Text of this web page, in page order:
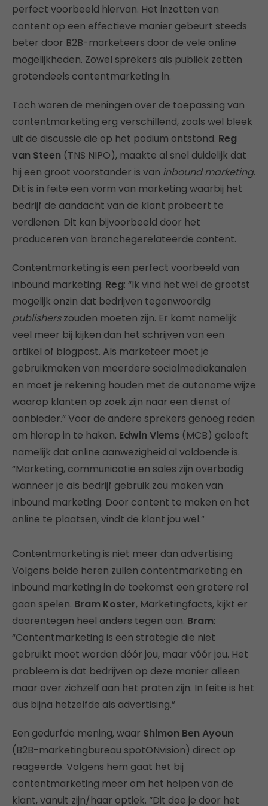
perfect voorbeeld hiervan. Het inzetten van
content op een effectieve manier gebeurt steeds
beter door B2B-marketeers door de vele online
mogelijkheden. Zowel sprekers als publiek zetten
grotendeels contentmarketing in.
Toch waren de meningen over de toepassing van
contentmarketing erg verschillend, zoals wel bleek
uit de discussie die op het podium ontstond. Reg
van Steen (TNS NIPO), maakte al snel duidelijk dat
hij een groot voorstander is van inbound marketing.
Dit is in feite een vorm van marketing waarbij het
bedrijf de aandacht van de klant probeert te
verdienen. Dit kan bijvoorbeeld door het
produceren van branchegerelateerde content.
Contentmarketing is een perfect voorbeeld van
inbound marketing. Reg: “Ik vind het wel de grootst
mogelijk onzin dat bedrijven tegenwoordig
publisherszouden moeten zijn. Er komt namelijk
veel meer bij kijken dan het schrijven van een
artikel of blogpost. Als marketeer moet je
gebruikmaken van meerdere socialmediakanalen
en moet je rekening houden met de autonome wijze
waarop klanten op zoek zijn naar een dienst of
aanbieder.” Voor de andere sprekers genoeg reden
om hierop in te haken. Edwin Vlems (MCB) gelooft
namelijk dat online aanwezigheid al voldoende is.
“Marketing, communicatie en sales zijn overbodig
wanneer je als bedrijf gebruik zou maken van
inbound marketing. Door content te maken en het
online te plaatsen, vindt de klant jou wel.”
Contentmarketing is niet meer dan advertising
Volgens beide heren zullen contentmarketing en
inbound marketing in de toekomst een grotere rol
gaan spelen. Bram Koster, Marketingfacts, kijkt er
daarentegen heel anders tegen aan. Bram:
“Contentmarketing is een strategie die niet
gebruikt moet worden dóór jou, maar vóór jou. Het
probleem is dat bedrijven op deze manier alleen
maar over zichzelf aan het praten zijn. In feite is het
dus bijna hetzelfde als advertising.”
Een gedurfde mening, waar Shimon Ben Ayoun
(B2B-marketingbureau spotONvision) direct op
reageerde. Volgens hem gaat het bij
contentmarketing meer om het helpen van de
klant, vanuit zijn/haar optiek. “Dit doe je door het